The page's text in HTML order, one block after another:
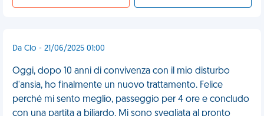
Da Clo - 21/06/2025 01:00
Oggi, dopo 10 anni di convivenza con il mio disturbo
d'ansia, ho finalmente un nuovo trattamento. Felice
perché mi sento meglio, passeggio per 4 ore e concludo
con una partita a biliardo. Mi sono svegliata al pronto